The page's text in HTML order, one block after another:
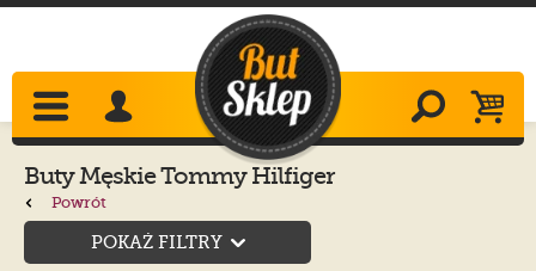
Buty Męskie Tommy Hilfiger
Powrót
POKAŻ FILTRY